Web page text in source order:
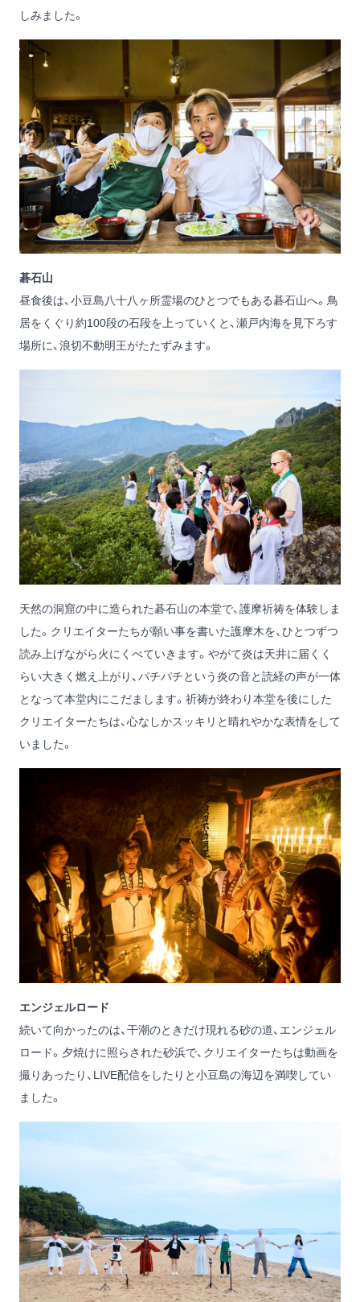
しみました。
碁石山
昼食後は、小豆島八十八ヶ所霊場のひとつでもある碁石山へ。鳥
居をくぐり約100段の石段を上っていくと、瀬戸内海を見下ろす
場所に、浪切不動明王がたたずみます。
天然の洞窟の中に造られた碁石山の本堂で、護摩祈祷を体験しま
した。クリエイターたちが願い事を書いた護摩木を、ひとつずつ
読み上げながら火にくべていきます。やがて炎は天井に届くく
らい大きく燃え上がり、パチパチという炎の音と読経の声が一体
となって本堂内にこだまします。祈祷が終わり本堂を後にした
クリエイターたちは、心なしかスッキリと晴れやかな表情をして
いました。
エンジェルロード
続いて向かったのは、干潮のときだけ現れる砂の道、エンジェル
ロード。夕焼けに照らされた砂浜で、クリエイターたちは動画を
撮りあったり、LIVE配信をしたりと小豆島の海辺を満喫してい
ました。